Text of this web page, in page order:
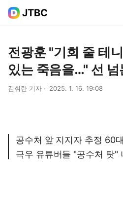
JTBC
전광훈 "기회 줄 테
있는 죽음을…" 선
김휘란 기자 2025. 1. 16. 19:08
공수처 앞 지지자 추정 60
극우 유튜버들 "공수처 탓"